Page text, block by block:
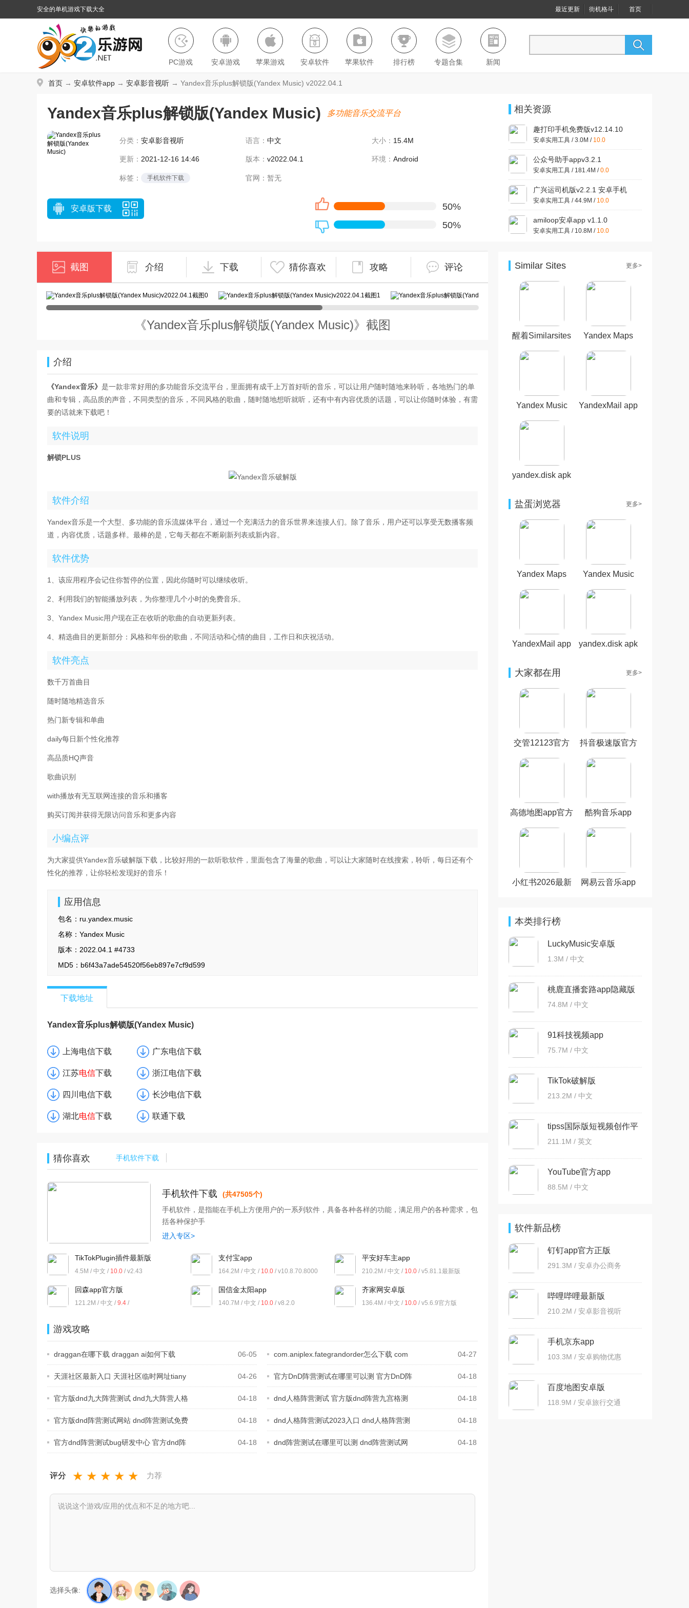
安全的单机游戏下载大全 最近更新 街机格斗 首页
PC游戏 安卓游戏 苹果游戏 安卓软件 苹果软件 排行榜 专题合集 新闻
首页 → 安卓软件app → 安卓影音视听 → Yandex音乐plus解锁版(Yandex Music) v2022.04.1
Yandex音乐plus解锁版(Yandex Music) 多功能音乐交流平台
分类： 安卓影音视听 语言： 中文 大小： 15.4M
更新： 2021-12-16 14:46 版本： v2022.04.1 环境： Android
标签： 手机软件下载 官网： 暂无
安卓版下载
50%
50%
相关资源
趣打印手机免费版v12.14.10
安卓实用工具 / 3.0M / 10.0
公众号助手appv3.2.1
安卓实用工具 / 181.4M /0.0
广兴运司机版v2.2.1 安卓手机
安卓实用工具 / 44.9M / 10.0
amiloop安卓app v1.1.0
安卓实用工具 / 10.8M / 10.0
安卓购物优惠 / 24.8M /
抖音短视频appv37.8.0 最新版
安卓影音视听 / 327.7M /
安卓聊天社交 / 154.0M /
美图秀秀手机版官方版
v10.10.0最新版
安卓摄影摄像 / 174M /10.0
截图 介绍 下载 猜你喜欢 攻略 评论
《Yandex音乐plus解锁版(Yandex Music)》截图
介绍
《Yandex音乐》 是一款非常好用的多功能音乐交流平台，里面拥有成千上万首好听的音乐，可以让用户随时随地来聆听，各地热门的单
曲和专辑，高品质的声音，不同类型的音乐，不同风格的歌曲，随时随地想听就听，还有中有内容优质的话题，可以让你随时体验，有需
要的话就来下载吧！
软件说明
解锁PLUS
软件介绍
Yandex音乐是一个大型、多功能的音乐流媒体平台，通过一个充满活力的音乐世界来连接人们。除了音乐，用户还可以享受无数播客频
道，内容优质，话题多样。最棒的是，它每天都在不断刷新列表或新内容。
软件优势
1、该应用程序会记住你暂停的位置，因此你随时可以继续收听。
2、利用我们的智能播放列表，为你整理几个小时的免费音乐。
3、Yandex Music用户现在正在收听的歌曲的自动更新列表。
4、精选曲目的更新部分：风格和年份的歌曲，不同活动和心情的曲目，工作日和庆祝活动。
软件亮点
数千万首曲目
随时随地精选音乐
热门新专辑和单曲
daily每日新个性化推荐
高品质HQ声音
歌曲识别
with播放有无互联网连接的音乐和播客
购买订阅并获得无限访问音乐和更多内容
小编点评
为大家提供Yandex音乐破解版下载，比较好用的一款听歌软件，里面包含了海量的歌曲，可以让大家随时在线搜索，聆听，每日还有个
性化的推荐，让你轻松发现好的音乐！
应用信息
包名： ru.yandex.music
名称： Yandex Music
版本： 2022.04.1 #4733
MD5： b6f43a7ade54520f56eb897e7cf9d599
下载地址
Yandex音乐plus解锁版(Yandex Music)
上海电信下载
广东电信下载
江苏电信下载 浙江电信下载
四川电信下载 长沙电信下载
湖北电信下载 联通下载
猜你喜欢 手机软件下载
手机软件下载
(共47505个)
手机软件，是指能在手机上方便用户的一系列软件，具备各种各样的功能，满足用户的各种需求，包
括各种保护手
进入专区>
TikTokPlugin插件最新版
4.5M / 中文 / 10.0 / v2.43
支付宝app
164.2M / 中文 / 10.0 / v10.8.70.8000
平安好车主app
210.2M / 中文 / 10.0 / v5.81.1最新版
回森app官方版
121.2M / 中文 / 9.4 /
国信金太阳app
140.7M / 中文 / 10.0 / v8.2.0
齐家网安卓版
136.4M / 中文 / 10.0 / v5.6.9官方版
游戏攻略
draggan在哪下载 draggan ai如何下载 06-05 com.aniplex.fategrandorder怎么下载 com 04-27
天涯社区最新入口 天涯社区临时网址tiany 04-26
官方DnD阵营测试在哪里可以测 官方DnD阵
04-18
官方版dnd九大阵营测试 dnd九大阵营人格
04-18
dnd人格阵营测试 官方版dnd阵营九宫格测
04-18
官方版dnd阵营测试网站 dnd阵营测试免费
04-18
dnd人格阵营测试2023入口 dnd人格阵营测
04-18
官方dnd阵营测试bug研发中心 官方dnd阵
04-18
dnd阵营测试在哪里可以测 dnd阵营测试网
04-18
评分 ★ ★ ★ ★ ★ 力荐
选择头像:
Similar Sites 更多>
醒着Similarsites
Yandex Maps
Yandex Music
YandexMail app
yandex.disk apk
盐蛋浏览器 更多>
Yandex Maps
Yandex Music
YandexMail app yandex.disk apk
大家都在用 更多>
交管12123官方
抖音极速版官方
高德地图app官方
酷狗音乐app
小红书2026最新
网易云音乐app
本类排行榜
LuckyMusic安卓版
1.3M / 中文
桃鹿直播套路app隐藏版
74.8M / 中文
91科技视频app
75.7M / 中文
TikTok破解版
213.2M / 中文
tipss国际版短视频创作平
211.1M / 英文
YouTube官方app
88.5M / 中文
软件新品榜
钉钉app官方正版
291.3M / 安卓办公商务
哔哩哔哩最新版
210.2M / 安卓影音视听
手机京东app
103.3M / 安卓购物优惠
百度地图安卓版
118.9M / 安卓旅行交通